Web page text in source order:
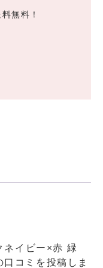
無料！
ネイビー×赤 緑
コミを投稿しま